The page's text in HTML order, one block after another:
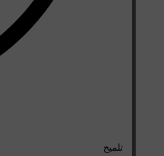
تلميح